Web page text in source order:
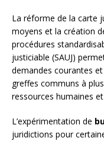
La réforme de la carte
moyens et la création
procédures
justiciable (SAUJ)
demandes courantes
greffes communs à
ressources humaines
L’expérimentation de
juridictions pour